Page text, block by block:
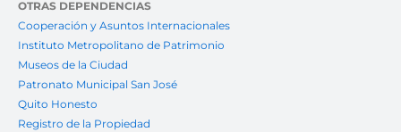
OTRAS DEPENDENCIAS
Cooperación y Asuntos Internacionales
Instituto Metropolitano de Patrimonio
Museos de la Ciudad
Patronato Municipal San José
Quito Honesto
Registro de la Propiedad